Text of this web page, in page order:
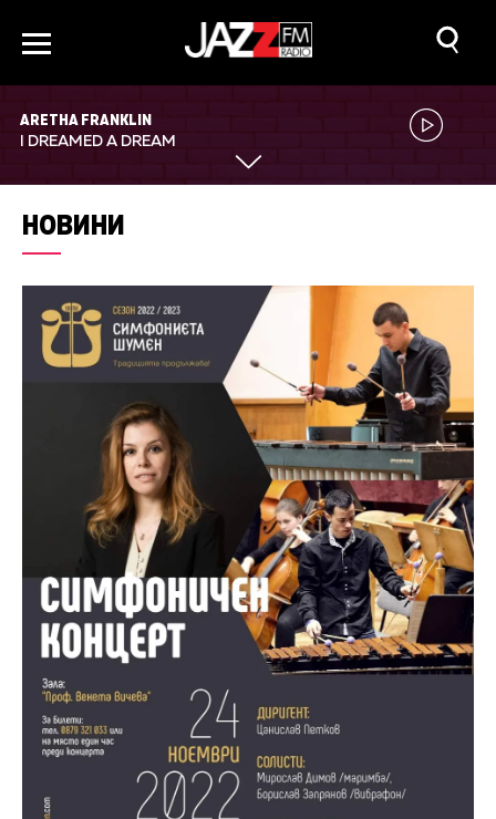
ARETHA FRANKLIN
I DREAMED A DREAM
НОВИНИ